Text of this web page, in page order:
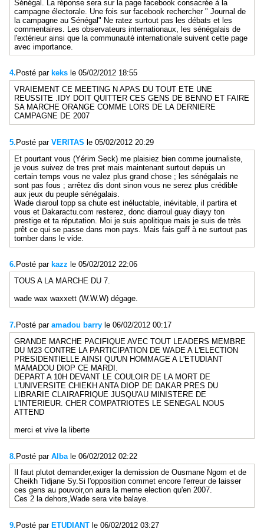
Sénégal. La réponse sera sur la page facebook consacrée à la
campagne électorale. Une fois sur facebook rechercher " Journal de
la campagne au Sénégal" Ne ratez surtout pas les débats et les
commentaires. Les observateurs internationaux, les sénégalais de
l'extérieur ainsi que la communauté internationale suivent cette page
avec importance.
4. Posté par keks le 05/02/2012 18:55
VRAIEMENT CE MEETING N APAS DU TOUT ETE UNE
REUSSITE .IDY DOIT QUITTER CES GENS DE BENNO ET FAIRE
SA MARCHE ORANGE COMME LORS DE LA DERNIERE
CAMPAGNE DE 2007
5. Posté par VERITAS le 05/02/2012 20:29
Et pourtant vous (Yérim Seck) me plaisiez bien comme journaliste,
je vous suivez de tres pret mais maintenant surtout depuis un
certain temps vous ne valez plus grand chose ; les sénégalais ne
sont pas fous ; arrêtez dis dont sinon vous ne serez plus crédible
aux jeux du peuple sénégalais.
Wade diaroul topp sa chute est inéluctable, inévitable, il partira et
vous et Dakaractu.com resterez, donc diarroul guay diayy ton
prestige et ta réputation. Moi je suis apolitique mais je suis de très
prêt ce qui se passe dans mon pays. Mais fais gaff à ne surtout pas
tomber dans le vide.
6. Posté par kazz le 05/02/2012 22:06
TOUS A LA MARCHE DU 7.
wade wax waxxett (W.W.W) dégage.
7. Posté par amadou barry le 06/02/2012 00:17
GRANDE MARCHE PACIFIQUE AVEC TOUT LEADERS MEMBRE
DU M23 CONTRE LA PARTICIPATION DE WADE A L'ELECTION
PRESIDENTIELLE AINSI QU'UN HOMMAGE A L'ETUDIANT
MAMADOU DIOP CE MARDI.
DEPART A 10H DEVANT LE COULOIR DE LA MORT DE
L'UNIVERSITE CHIEKH ANTA DIOP DE DAKAR PRES DU
LIBRARIE CLAIRAFRIQUE JUSQU'AU MINISTERE DE
L'INTERIEUR. CHER COMPATRIOTES LE SENEGAL NOUS
ATTEND
merci et vive la liberte
8.Posté par Alba le 06/02/2012 02:22
Il faut plutot demander,exiger la demission de Ousmane Ngom et de
Cheikh Tidjane Sy.Si l'opposition commet encore l'erreur de laisser
ces gens au pouvoir,on aura la meme election qu'en 2007.
Ces 2 la dehors,Wade sera vite balaye.
9. Posté par ETUDIANT le 06/02/2012 03:27